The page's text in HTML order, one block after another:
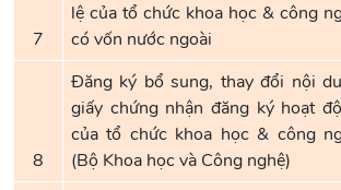
7
lệ của tổ chức khoa học & công
có vốn nước ngoài
8
Đăng ký bổ sung, thay đổi nội
giấy chứng nhận đăng ký hoạt
của tổ chức khoa học & công
(Bộ Khoa học và Công nghệ)